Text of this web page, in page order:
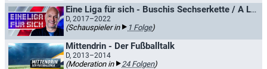
Eine Liga für sich - Buschis Sechserkette / A League of Their Own
D, 2017–2022
(Schauspieler in 1 Folge)
Mittendrin - Der Fußballtalk
D, 2013–2014
(Moderation in 24 Folgen)